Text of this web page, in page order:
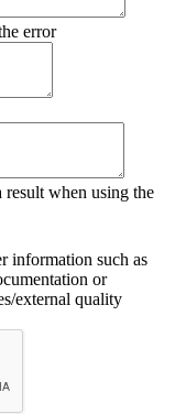
error
when using the
information such as
or
external quality